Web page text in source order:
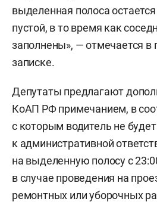
выделенная полоса
пустой, в то время как
заполнены», — отмечается в
записке.
Депутаты предлагают
КоАП РФ примечанием, в
с которым водитель не
к административной
на выделенную полосу с
в случае проведения на
ремонтных или уборочных